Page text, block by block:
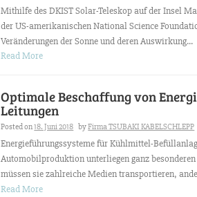
Mithilfe des DKIST Solar-Teleskop auf der Insel
der US-amerikanischen National Science
Veränderungen der Sonne und deren Auswirkung...
Read More
Optimale Beschaffung von
Leitungen
Posted on18. Juni 2018 byFirma TSUBAKI KABELSCHLEPP
Energieführungssysteme für Kühlmittel-
Automobilproduktion unterliegen ganz
müssen sie zahlreiche Medien transportieren,
Read More